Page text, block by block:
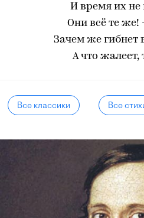
И время их не
Они всё те же!
Зачем же гибнет
А что жалеет,
Все классики Все